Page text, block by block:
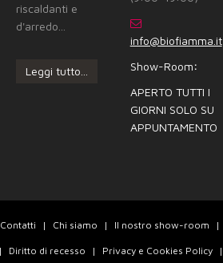
riscaldanti e
d'arredo...
Leggi tutto...
info@biofiamma.it
Show-Room:
APERTO TUTTI I
GIORNI SOLO SU
APPUNTAMENTO
Contatti Chi siamo Il nostro show-room
Diritto di recesso Privacy e Cookies Policy